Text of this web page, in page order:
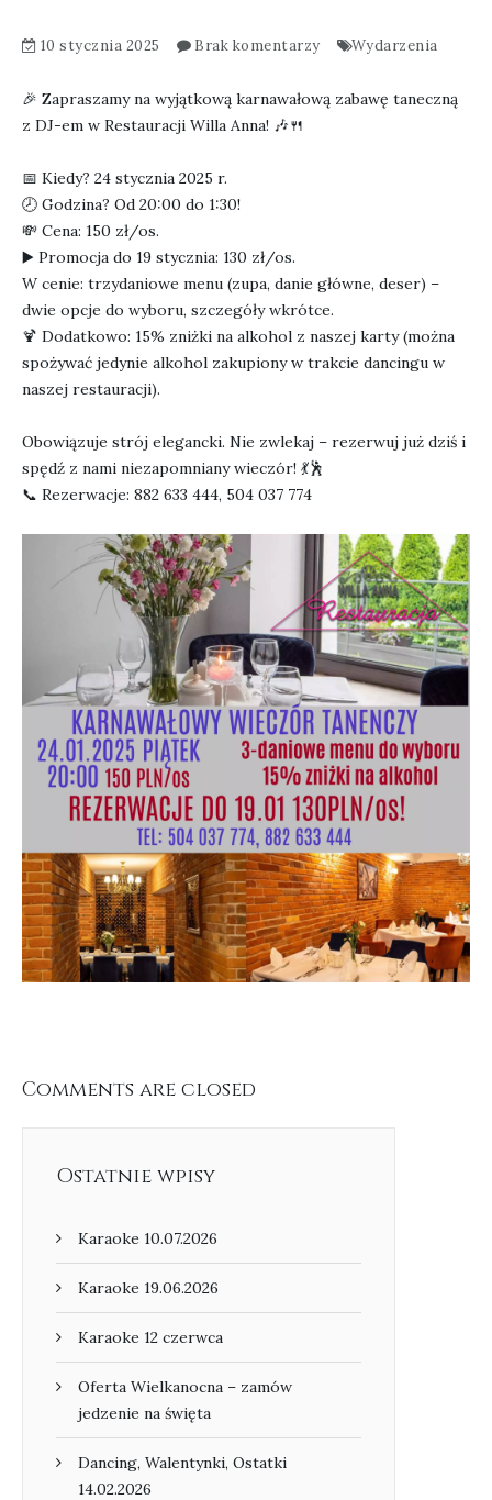
10 stycznia 2025 Brak komentarzy Wydarzenia
🎉 Zapraszamy na wyjątkową karnawałową zabawę taneczną
z DJ-em w Restauracji Willa Anna! 🎶🍴
📅 Kiedy? 24 stycznia 2025 r.
🕗 Godzina? Od 20:00 do 1:30!
💸 Cena: 150 zł/os.
▶️ Promocja do 19 stycznia: 130 zł/os.
W cenie: trzydaniowe menu (zupa, danie główne, deser) –
dwie opcje do wyboru, szczegóły wkrótce.
🍹 Dodatkowo: 15% zniżki na alkohol z naszej karty (można
spożywać jedynie alkohol zakupiony w trakcie dancingu w
naszej restauracji).
Obowiązuje strój elegancki. Nie zwlekaj – rezerwuj już dziś i
spędź z nami niezapomniany wieczór! 💃🕺
📞 Rezerwacje: 882 633 444, 504 037 774
Comments are closed
Ostatnie wpisy
Karaoke 10.07.2026
Karaoke 19.06.2026
Karaoke 12 czerwca
Oferta Wielkanocna – zamów
jedzenie na święta
Dancing, Walentynki, Ostatki
14.02.2026